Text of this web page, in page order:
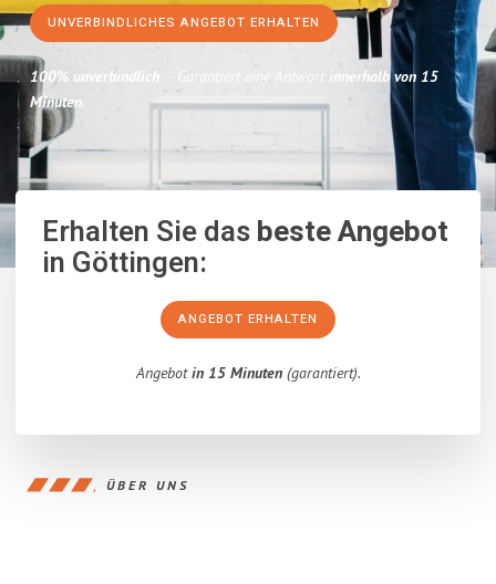
UNVERBINDLICHES ANGEBOT ERHALTEN
100% unverbindlich – Garantiert eine Antwort innerhalb von 15
Minuten.
Erhalten Sie dasbeste Angebot
in Göttingen:
ANGEBOT ERHALTEN
Angebotin 15 Minuten(garantiert).
ÜBER UNS